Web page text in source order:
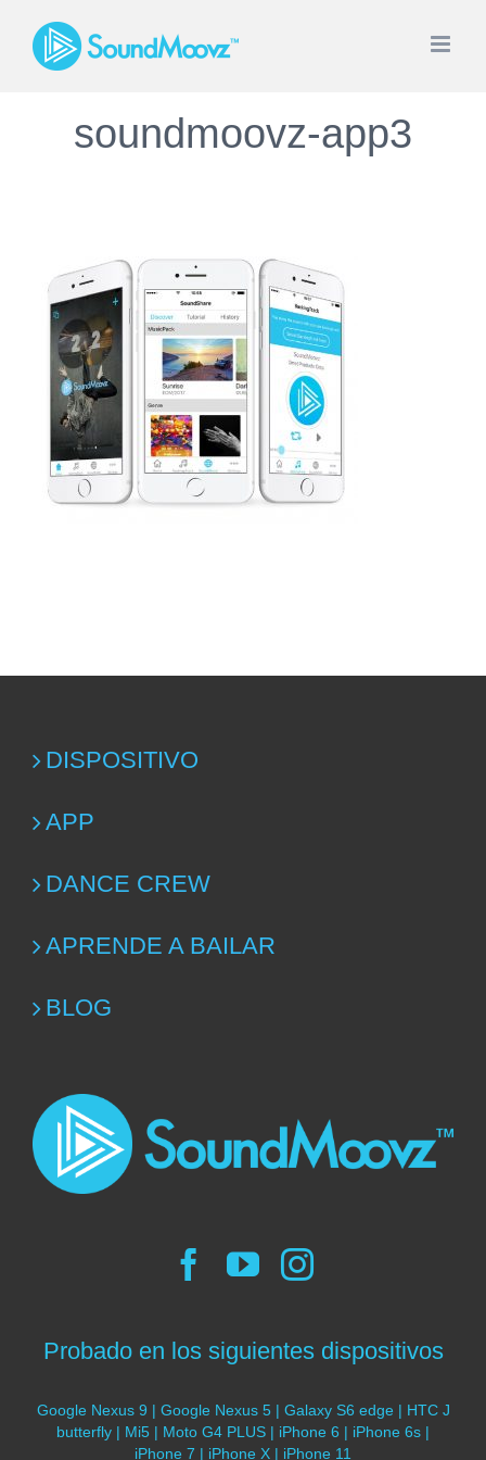
Saltar
soundmoovz-app3
DISPOSITIVO
APP
DANCE CREW
APRENDE A BAILAR
BLOG
Probado en los siguientes dispositivos
Google Nexus 9 | Google Nexus 5 | Galaxy S6 edge | HTC J
butterfly | Mi5 | Moto G4 PLUS | iPhone 6 | iPhone 6s |
iPhone 7 | iPhone X | iPhone 11